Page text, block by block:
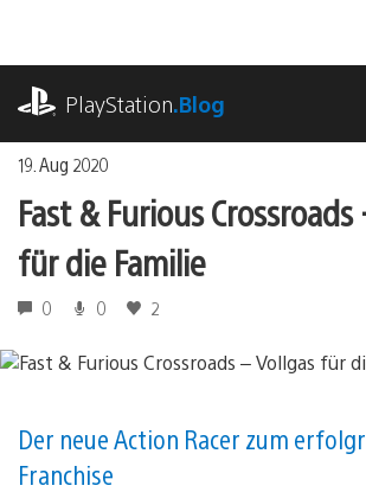
springen
PlayStation.Blog
19. Aug 2020
Fast & Furious
für die Familie
0 0 2
Der neue Action Racer zum
Franchise